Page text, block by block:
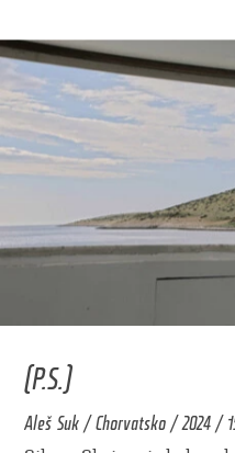
(P.S.)
Aleš Suk / Chorvatsko / 2024 /